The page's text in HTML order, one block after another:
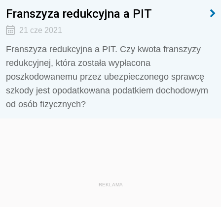
Franszyza redukcyjna a PIT
21 cze 2021
Franszyza redukcyjna a PIT. Czy kwota franszyzy
redukcyjnej, która została wypłacona
poszkodowanemu przez ubezpieczonego sprawcę
szkody jest opodatkowana podatkiem dochodowym
od osób fizycznych?
REKLAMA